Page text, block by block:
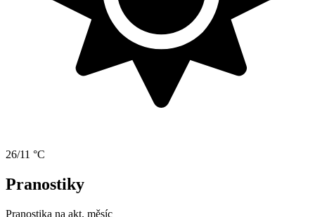
26/11 °C
Pranostiky
Pranostika na akt. měsíc